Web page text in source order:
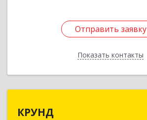
Отправить заявку
Показать контакты
Отправить заявку
Назад
КРУНД